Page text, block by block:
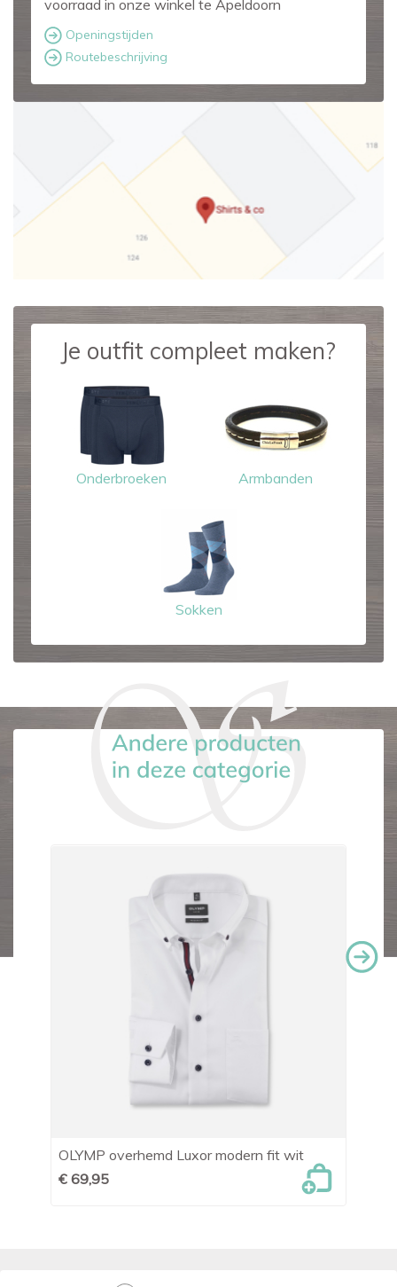
voorraad in onze winkel te Apeldoorn
Openingstijden
Routebeschrijving
Je outfit compleet maken?
Onderbroeken Armbanden
Sokken
OLYMP overhemd Luxor modern fit wit
€ 69,95